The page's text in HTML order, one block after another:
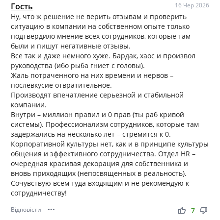
Гость 16 Чер 2026
Ну, что ж решение не верить отзывам и проверить
ситуацию в компании на собственном опыте только
подтвердило мнение всех сотрудников, которые там
были и пишут негативные отзывы.
Все так и даже немного хуже. Бардак, хаос и произвол
руководства (ибо рыба гниет с головы).
Жаль потраченного на них времени и нервов –
послевкусие отвратительное.
Производят впечатление серьезной и стабильной
компании.
Внутри – миллион правил и 0 прав (ты раб кривой
системы). Профессионализм сотрудников, которые там
задержались на несколько лет – стремится к 0.
Корпоративной культуры нет, как и в принципе культуры
общения и эффективного сотрудничества. Отдел HR –
очередная красивая декорация для собственника и
вновь приходящих (непосвященных в реальность).
Сочувствую всем туда входящим и не рекомендую к
сотрудничеству!
Відповісти ••• thumb_up thumb_down
7